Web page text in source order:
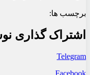
برچسب ها:
اشتراک گذاری
Telegram
Facebook